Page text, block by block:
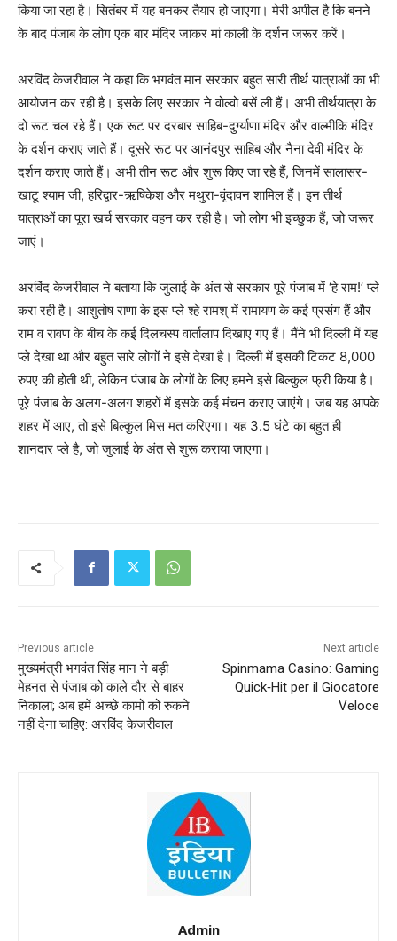
किया जा रहा है। सितंबर में यह बनकर तैयार हो जाएगा। मेरी अपील है कि बनने
के बाद पंजाब के लोग एक बार मंदिर जाकर मां काली के दर्शन जरूर करें।
अरविंद केजरीवाल ने कहा कि भगवंत मान सरकार बहुत सारी तीर्थ यात्राओं का भी
आयोजन कर रही है। इसके लिए सरकार ने वोल्वो बसें ली हैं। अभी तीर्थयात्रा के
दो रूट चल रहे हैं। एक रूट पर दरबार साहिब-दुर्ग्याणा मंदिर और वाल्मीकि मंदिर
के दर्शन कराए जाते हैं। दूसरे रूट पर आनंदपुर साहिब और नैना देवी मंदिर के
दर्शन कराए जाते हैं। अभी तीन रूट और शुरू किए जा रहे हैं, जिनमें सालासर-
खाटू श्याम जी, हरिद्वार-ऋषिकेश और मथुरा-वृंदावन शामिल हैं। इन तीर्थ
यात्राओं का पूरा खर्च सरकार वहन कर रही है। जो लोग भी इच्छुक हैं, जो जरूर
जाएं।
अरविंद केजरीवाल ने बताया कि जुलाई के अंत से सरकार पूरे पंजाब में ‘हे राम!’ प्ले
करा रही है। आशुतोष राणा के इस प्ले श्हे रामश् में रामायण के कई प्रसंग हैं और
राम व रावण के बीच के कई दिलचस्प वार्तालाप दिखाए गए हैं। मैंने भी दिल्ली में यह
प्ले देखा था और बहुत सारे लोगों ने इसे देखा है। दिल्ली में इसकी टिकट 8,000
रुपए की होती थी, लेकिन पंजाब के लोगों के लिए हमने इसे बिल्कुल फ्री किया है।
पूरे पंजाब के अलग-अलग शहरों में इसके कई मंचन कराए जाएंगे। जब यह आपके
शहर में आए, तो इसे बिल्कुल मिस मत करिएगा। यह 3.5 घंटे का बहुत ही
शानदार प्ले है, जो जुलाई के अंत से शुरू कराया जाएगा।
Previous article
मुख्यमंत्री भगवंत सिंह मान ने बड़ी
मेहनत से पंजाब को काले दौर से बाहर
निकाला; अब हमें अच्छे कामों को रुकने
नहीं देना चाहिए: अरविंद केजरीवाल
Next article
Spinmama Casino: Gaming
Quick‑Hit per il Giocatore
Veloce
Admin